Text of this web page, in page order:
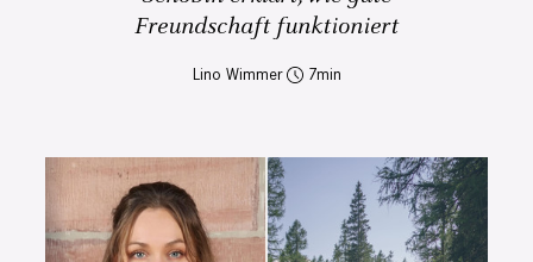
Freundschaft funktioniert
Lino Wimmer 7